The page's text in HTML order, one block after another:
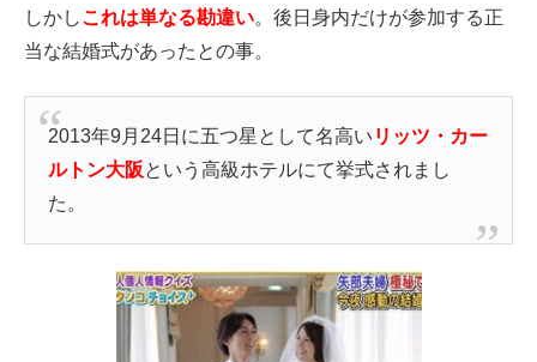
しかしこれは単なる勘違い。後日身内だけが参加する正
当な結婚式があったとの事。
2013年9月24日に五つ星として名高い リッツ・カー
ルトン大阪という高級ホテルにて挙式されまし
た。